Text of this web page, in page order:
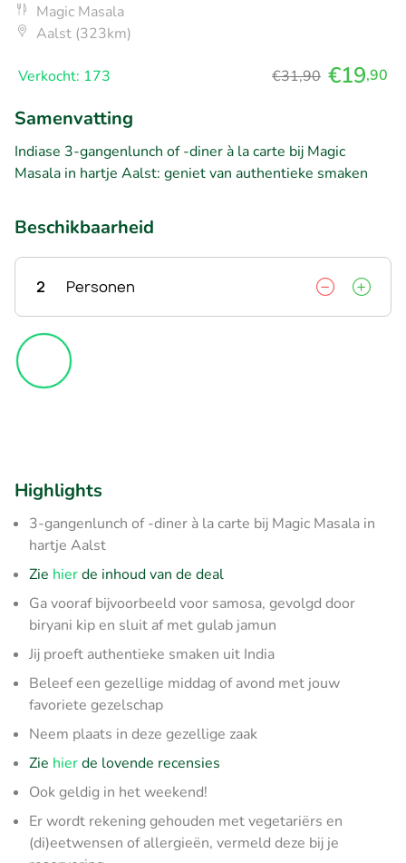
Magic Masala
Aalst (323km)
Verkocht: 173 €31,90 €19,90
Samenvatting
Indiase 3-gangenlunch of -diner à la carte bij Magic
Masala in hartje Aalst: geniet van authentieke smaken
Beschikbaarheid
2 Personen
Highlights
3-gangenlunch of -diner à la carte bij Magic Masala in
hartje Aalst
Zie hierde inhoud van de deal
Ga vooraf bijvoorbeeld voor samosa, gevolgd door
biryani kip en sluit af met gulab jamun
Jij proeft authentieke smaken uit India
Beleef een gezellige middag of avond met jouw
favoriete gezelschap
Neem plaats in deze gezellige zaak
Zie hierde lovende recensies
Ook geldig in het weekend!
Er wordt rekening gehouden met vegetariërs en
(di)eetwensen of allergieën, vermeld deze bij je